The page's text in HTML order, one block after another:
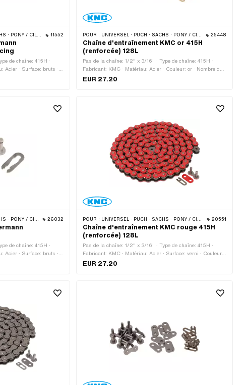
BELMONDO · TOMOS · BYE BIKE 11552
de chaîne: 415H ·
Acier · Surface: bruts ·
à chaîne: Fermeture à
POUR : UNIVERSEL · PUCH · SACHS · PONY / CILO (BÊTA 521 & 512) · ZÜNDAPP BELMONDO · TOMOS · BYE BIKE 25448
Chaîne d'entraînement KMC or 415H
(renforcée) 128L
Pas de la chaîne: 1/2" x 3/16" · Type de chaîne: 415H ·
Fabricant: KMC · Matériau: Acier · Couleur: or · Nombre de
maillons: 128 pcs · Circonférence de roulement: 1626 mm ·
EUR 27.20
BELMONDO · TOMOS · BYE BIKE 26032
de chaîne: 415H ·
Acier · Surface: bruts ·
cadenas à chaîne:
POUR : UNIVERSEL · PUCH · SACHS · PONY / CILO (BÊTA 521 & 512) · ZÜNDAPP BELMONDO · TOMOS · BYE BIKE 20551
Chaîne d'entraînement KMC rouge 415H
(renforcée) 128L
Pas de la chaîne: 1/2" x 3/16" · Type de chaîne: 415H ·
Fabricant: KMC · Matériau: Acier · Surface: verni · Couleur:
rouge · Circonférence de roulement: 1626 mm · Nombre de
EUR 27.20